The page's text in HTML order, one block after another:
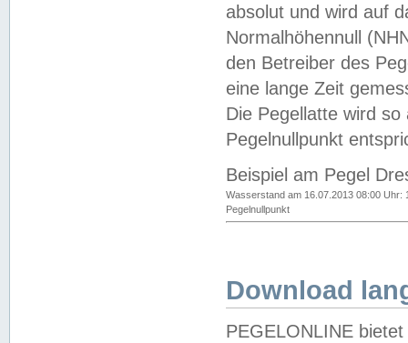
absolut und wird auf
Normalhöhennull
den Betreiber des
eine lange Zeit
Die Pegellatte wird
Pegelnullpunkt
Beispiel am Pegel
Wasserstand am 16.07.2013 08:00 Uhr:
Pegelnullpunkt
Download
PEGELONLINE